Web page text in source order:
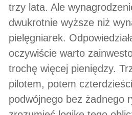
trzy lata. Ale
dwukrotnie wyższe niż
pielęgniarek.
oczywiście warto
trochę więcej pieniędzy.
pilotem, potem
podwójnego bez żadnego